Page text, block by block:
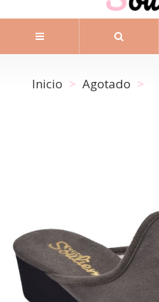
Inicio Agotado